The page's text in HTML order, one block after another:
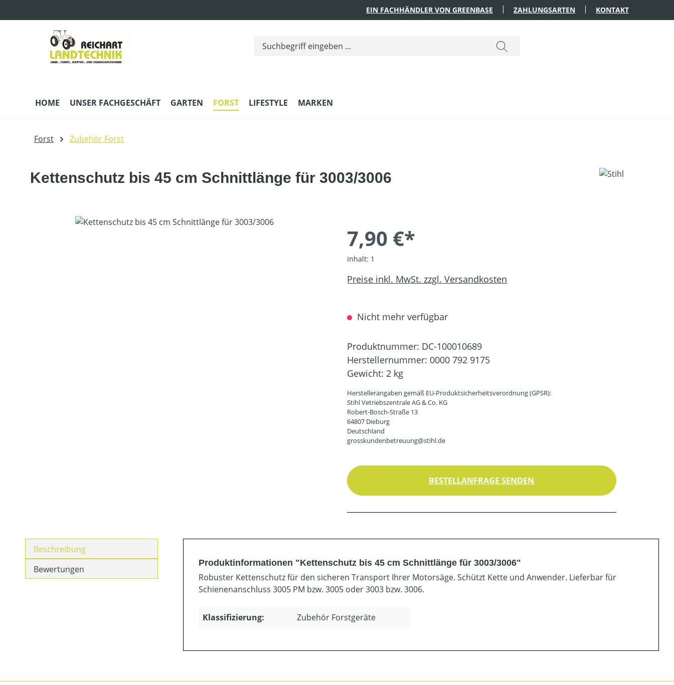
EIN FACHHÄNDLER VON GREENBASE ZAHLUNGSARTEN KONTAKT
HOME UNSER FACHGESCHÄFT GARTEN FORST LIFESTYLE MARKEN
Forst Zubehör Forst
Kettenschutz bis 45 cm Schnittlänge für 3003/3006
Bildergalerie überspringen
7,90 €*
Inhalt: 1
Preise inkl. MwSt. zzgl. Versandkosten
Nicht mehr verfügbar
Produktnummer: DC-100010689
Herstellernummer: 0000 792 9175
Gewicht: 2 kg
Herstellerangaben gemäß EU-Produktsicherheitsverordnung (GPSR):
Stihl Vetriebszentrale AG & Co. KG
Robert-Bosch-Straße 13
64807 Dieburg
Deutschland
grosskundenbetreuung@stihl.de
BESTELLANFRAGE SENDEN
Beschreibung
Bewertungen
Produktinformationen "Kettenschutz bis 45 cm Schnittlänge für 3003/3006"
Robuster Kettenschutz für den sicheren Transport Ihrer Motorsäge. Schützt Kette und Anwender. Lieferbar für
Schienenanschluss 3005 PM bzw. 3005 oder 3003 bzw. 3006.
Klassifizierung: Zubehör Forstgeräte